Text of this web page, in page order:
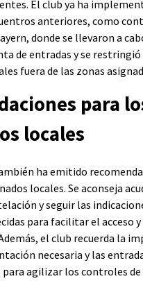
El club ya ha
anteriores, como
donde se llevaron a
de entradas y se restringió
fuera de las zonas
para
locales
ha emitido
locales. Se aconseja
y seguir las
para facilitar el acceso
el club recuerda la
necesaria y las
agilizar los controles de